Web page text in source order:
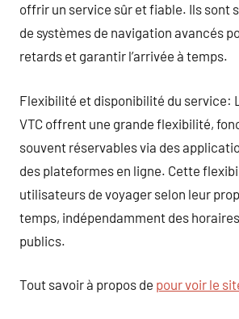
offrir un service sûr et fiable. Ils sont
de systèmes de navigation avancés
retards et garantir l’arrivée à temps.
Flexibilité et disponibilité du service:
VTC offrent une grande flexibilité,
souvent réservables via des
des plateformes en ligne. Cette
utilisateurs de voyager selon leur
temps, indépendamment des
publics.
Tout savoir à propos de pour voir le